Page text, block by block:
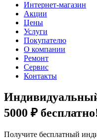
Интернет-магазин
Акции
Цены
Услуги
Покупателю
О компании
Ремонт
Сервис
Контакты
5000 ₽
Получите бесплатный